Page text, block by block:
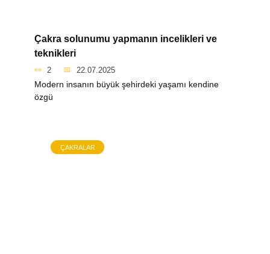
Çakra solunumu yapmanın incelikleri ve
teknikleri
2 22.07.2025
Modern insanın büyük şehirdeki yaşamı kendine
özgü
ÇAKRALAR